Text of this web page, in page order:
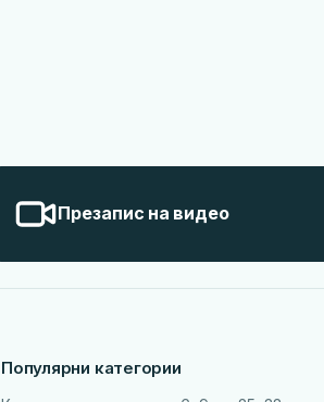
Презапис на видео
Популярни категории